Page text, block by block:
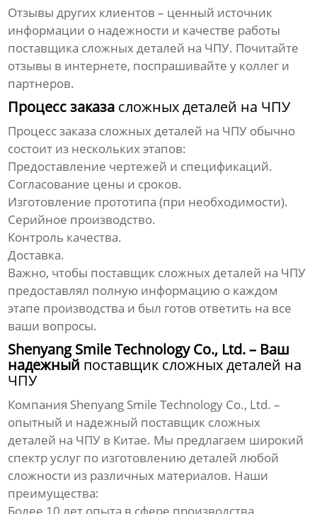
Отзывы других клиентов – ценный источник
информации о надежности и качестве работы
поставщика сложных деталей на ЧПУ. Почитайте
отзывы в интернете, поспрашивайте у коллег и
партнеров.
Процесс заказа сложных деталей на ЧПУ
Процесс заказа сложных деталей на ЧПУ обычно
состоит из нескольких этапов:
Предоставление чертежей и спецификаций.
Согласование цены и сроков.
Изготовление прототипа (при необходимости).
Серийное производство.
Контроль качества.
Доставка.
Важно, чтобы поставщик сложных деталей на ЧПУ
предоставлял полную информацию о каждом
этапе производства и был готов ответить на все
ваши вопросы.
Shenyang Smile Technology Co., Ltd. – Ваш
надежный поставщик сложных деталей на
ЧПУ
Компания Shenyang Smile Technology Co., Ltd. –
опытный и надежный поставщик сложных
деталей на ЧПУ в Китае. Мы предлагаем широкий
спектр услуг по изготовлению деталей любой
сложности из различных материалов. Наши
преимущества: